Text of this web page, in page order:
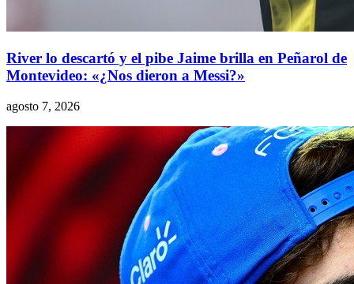
River lo descartó y el pibe Jaime brilla en Peñarol de
Montevideo: «¿Nos dieron a Messi?»
agosto 7, 2026